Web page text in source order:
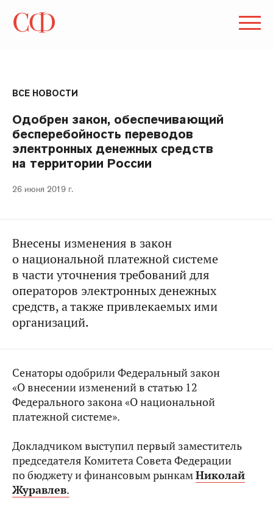
ВСЕ НОВОСТИ
Одобрен закон, обеспечивающий
бесперебойность переводов
электронных денежных средств
на территории России
26 июня 2019 г.
Внесены изменения в закон
о национальной платежной системе
в части уточнения требований для
операторов электронных денежных
средств, а также привлекаемых ими
организаций.
Сенаторы одобрили Федеральный закон
«О внесении изменений в статью 12
Федерального закона «О национальной
платежной системе».
Докладчиком выступил первый заместитель
председателя Комитета Совета Федерации
по бюджету и финансовым рынкамНиколай
Журавлев.